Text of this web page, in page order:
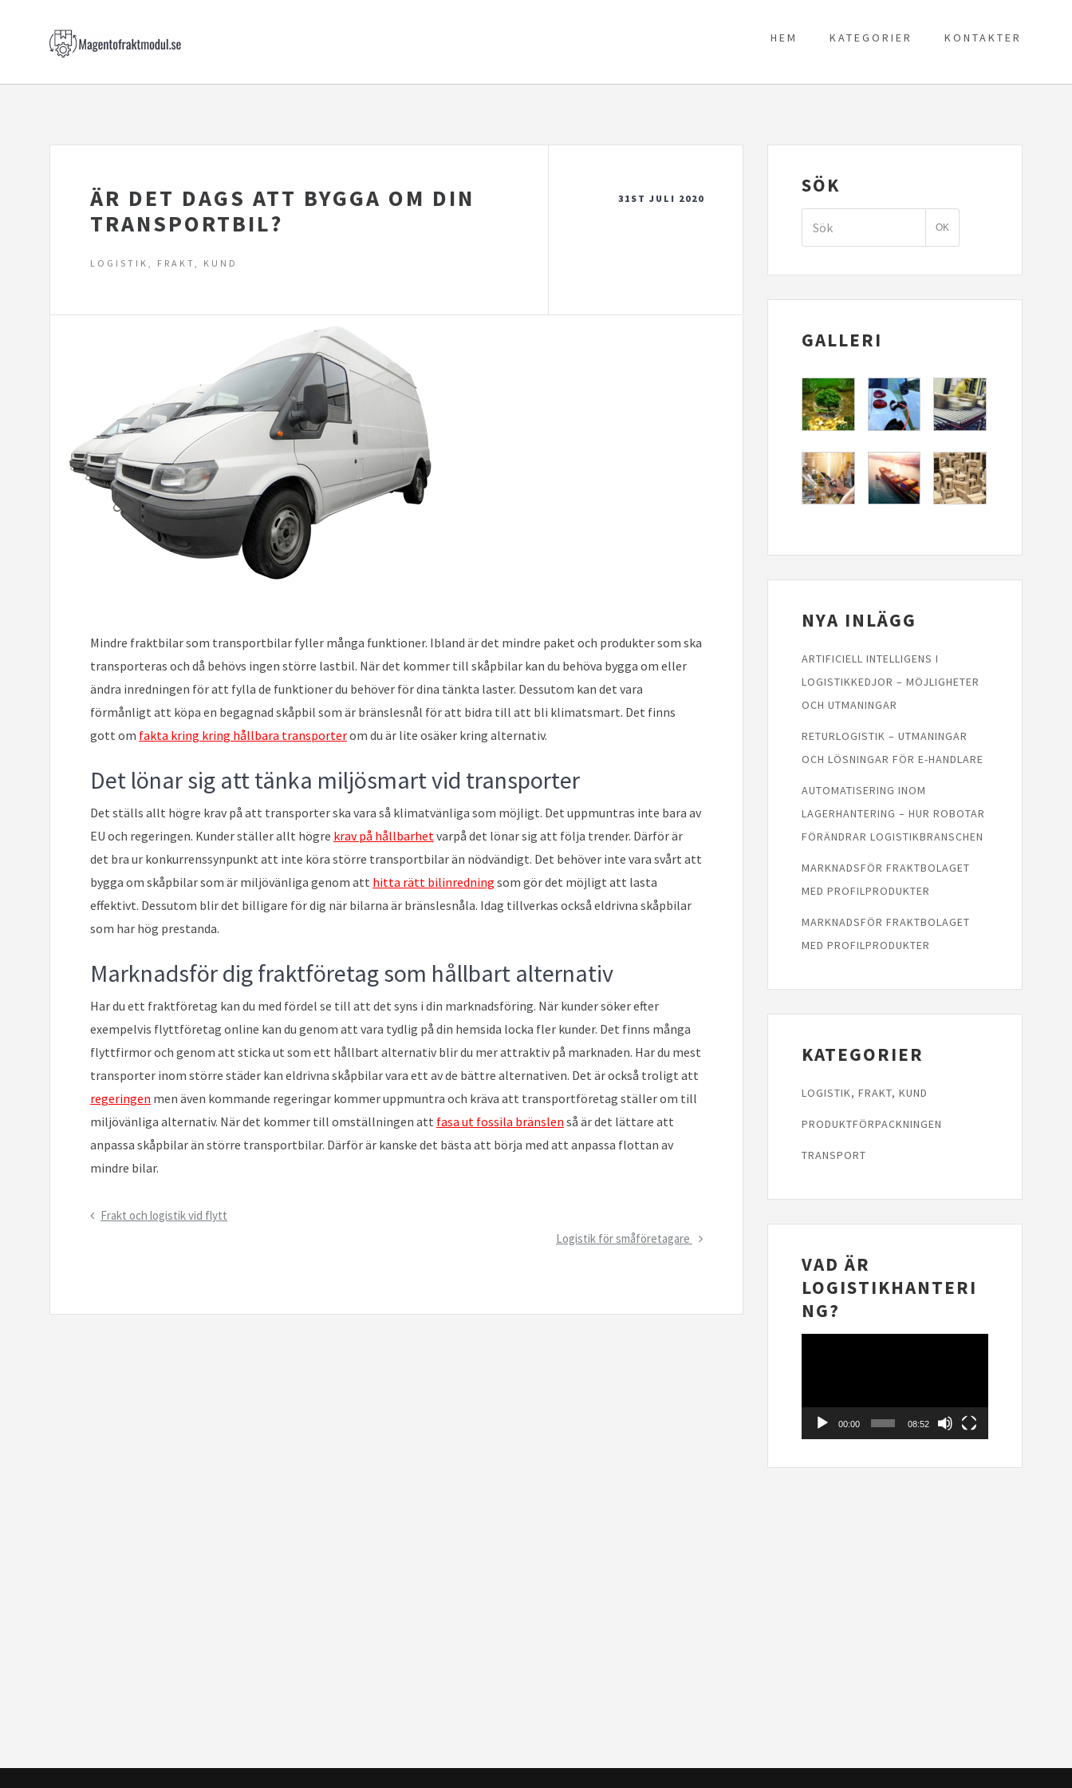
HEM KATEGORIER KONTAKTER
ÄR DET DAGS ATT BYGGA OM DIN
TRANSPORTBIL?
LOGISTIK, FRAKT, KUND
31ST JULI 2020
Mindre fraktbilar som transportbilar fyller många funktioner. Ibland är det mindre paket och produkter som ska
transporteras och då behövs ingen större lastbil. När det kommer till skåpbilar kan du behöva bygga om eller
ändra inredningen för att fylla de funktioner du behöver för dina tänkta laster. Dessutom kan det vara
förmånligt att köpa en begagnad skåpbil som är bränslesnål för att bidra till att bli klimatsmart. Det finns
gott om fakta kring kring hållbara transporterom du är lite osäker kring alternativ.
Det lönar sig att tänka miljösmart vid transporter
Det ställs allt högre krav på att transporter ska vara så klimatvänliga som möjligt. Det uppmuntras inte bara av
EU och regeringen. Kunder ställer allt högre krav på hållbarhetvarpå det lönar sig att följa trender. Därför är
det bra ur konkurrenssynpunkt att inte köra större transportbilar än nödvändigt. Det behöver inte vara svårt att
bygga om skåpbilar som är miljövänliga genom att hitta rätt bilinredning som gör det möjligt att lasta
effektivt. Dessutom blir det billigare för dig när bilarna är bränslesnåla. Idag tillverkas också eldrivna skåpbilar
som har hög prestanda.
Marknadsför dig fraktföretag som hållbart alternativ
Har du ett fraktföretag kan du med fördel se till att det syns i din marknadsföring. När kunder söker efter
exempelvis flyttföretag online kan du genom att vara tydlig på din hemsida locka fler kunder. Det finns många
flyttfirmor och genom att sticka ut som ett hållbart alternativ blir du mer attraktiv på marknaden. Har du mest
transporter inom större städer kan eldrivna skåpbilar vara ett av de bättre alternativen. Det är också troligt att
regeringen men även kommande regeringar kommer uppmuntra och kräva att transportföretag ställer om till
miljövänliga alternativ. När det kommer till omställningen att fasa ut fossila bränslen så är det lättare att
anpassa skåpbilar än större transportbilar. Därför är kanske det bästa att börja med att anpassa flottan av
mindre bilar.
Inläggsnavigering
Previous
Frakt och logistik vid flytt
Next
Logistik för småföretagare
SÖK
GALLERI
NYA INLÄGG
ARTIFICIELL INTELLIGENS I
LOGISTIKKEDJOR – MÖJLIGHETER
OCH UTMANINGAR
RETURLOGISTIK – UTMANINGAR
OCH LÖSNINGAR FÖR E-HANDLARE
AUTOMATISERING INOM
LAGERHANTERING – HUR ROBOTAR
FÖRÄNDRAR LOGISTIKBRANSCHEN
MARKNADSFÖR FRAKTBOLAGET
MED PROFILPRODUKTER
MARKNADSFÖR FRAKTBOLAGET
MED PROFILPRODUKTER
KATEGORIER
LOGISTIK, FRAKT, KUND
PRODUKTFÖRPACKNINGEN
TRANSPORT
VAD ÄR
LOGISTIKHANTERI
NG?
00:00 08:52